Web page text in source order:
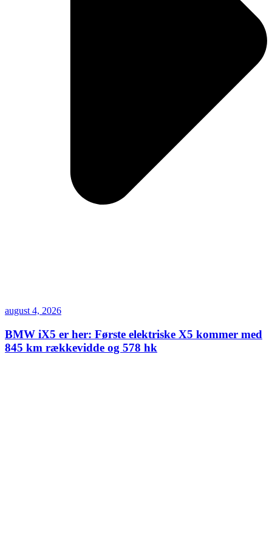
august 4, 2026
BMW iX5 er her: Første elektriske X5 kommer med
845 km rækkevidde og 578 hk